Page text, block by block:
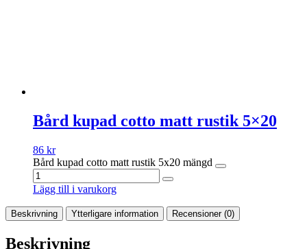
Bård kupad cotto matt rustik 5×20
86 kr
Bård kupad cotto matt rustik 5x20 mängd
Lägg till i varukorg
Beskrivning Ytterligare information Recensioner (0)
Beskrivning